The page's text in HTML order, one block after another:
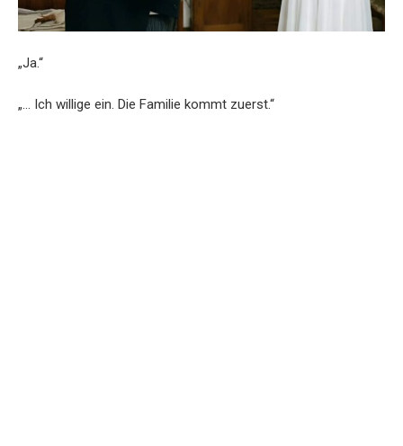
„Ja.“
„… Ich willige ein. Die Familie kommt zuerst.“